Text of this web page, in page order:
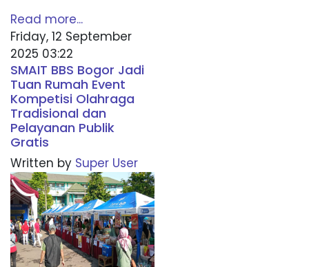
Read more...
Friday, 12 September
2025 03:22
SMAIT BBS Bogor Jadi
Tuan Rumah Event
Kompetisi Olahraga
Tradisional dan
Pelayanan Publik
Gratis
Written by Super User